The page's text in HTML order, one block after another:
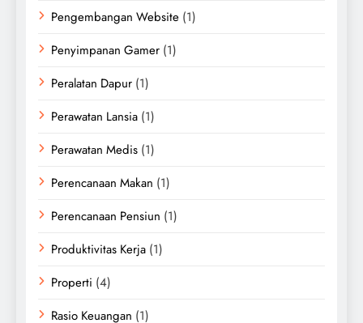
Pengembangan Website (1)
Penyimpanan Gamer (1)
Peralatan Dapur (1)
Perawatan Lansia (1)
Perawatan Medis (1)
Perencanaan Makan (1)
Perencanaan Pensiun (1)
Produktivitas Kerja (1)
Properti (4)
Rasio Keuangan (1)